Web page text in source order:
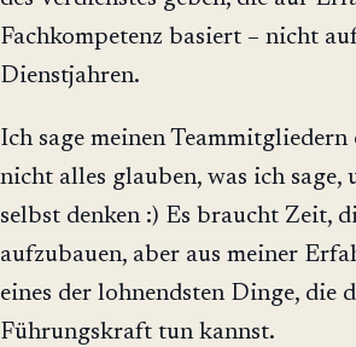
Fachkompetenz basiert – nicht
Dienstjahren.
Ich sage meinen Teammitgliedern
nicht alles glauben, was ich sage,
selbst denken :) Es braucht Zeit,
aufzubauen, aber aus meiner
eines der lohnendsten Dinge, die
Führungskraft tun kannst.